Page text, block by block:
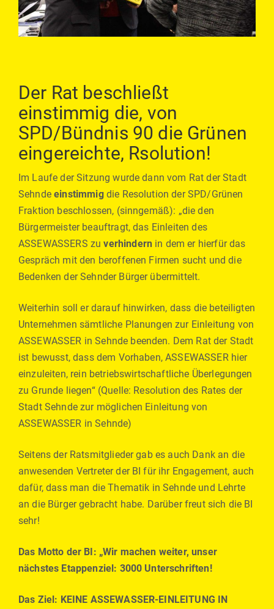
Der Rat beschließt
einstimmig die, von
SPD/Bündnis 90 die Grünen
eingereichte, Rsolution!
Im Laufe der Sitzung wurde dann vom Rat der Stadt
Sehndeeinstimmigdie Resolution der SPD/Grünen
Fraktion beschlossen, (sinngemäß): „die den
Bürgermeister beauftragt, das Einleiten des
ASSEWASSERS zuverhindern in dem er hierfür das
Gespräch mit den beroffenen Firmen sucht und die
Bedenken der Sehnder Bürger übermittelt.
Weiterhin soll er darauf hinwirken, dass die beteiligten
Unternehmen sämtliche Planungen zur Einleitung von
ASSEWASSER in Sehnde beenden. Dem Rat der Stadt
ist bewusst, dass dem Vorhaben, ASSEWASSER hier
einzuleiten, rein betriebswirtschaftliche Überlegungen
zu Grunde liegen“ (Quelle: Resolution des Rates der
Stadt Sehnde zur möglichen Einleitung von
ASSEWASSER in Sehnde)
Seitens der Ratsmitglieder gab es auch Dank an die
anwesenden Vertreter der BI für ihr Engagement, auch
dafür, dass man die Thematik in Sehnde und Lehrte
an die Bürger gebracht habe. Darüber freut sich die BI
sehr!
Das Motto der BI: „Wir machen weiter, unser
nächstes Etappenziel: 3000 Unterschriften!
Das Ziel: KEINE ASSEWASSER-EINLEITUNG IN